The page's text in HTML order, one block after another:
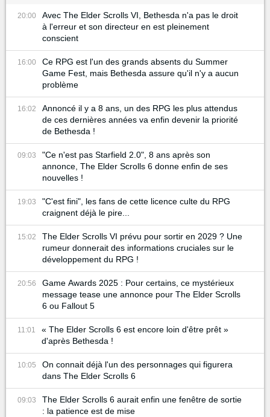
20:00
Avec The Elder Scrolls VI, Bethesda n'a pas le droit
à l'erreur et son directeur en est pleinement
conscient
16:00
Ce RPG est l'un des grands absents du Summer
Game Fest, mais Bethesda assure qu'il n'y a aucun
problème
16:02
Annoncé il y a 8 ans, un des RPG les plus attendus
de ces dernières années va enfin devenir la priorité
de Bethesda !
09:03
"Ce n'est pas Starfield 2.0", 8 ans après son
annonce, The Elder Scrolls 6 donne enfin de ses
nouvelles !
19:03
"C'est fini", les fans de cette licence culte du RPG
craignent déjà le pire...
15:02
The Elder Scrolls VI prévu pour sortir en 2029 ? Une
rumeur donnerait des informations cruciales sur le
développement du RPG !
20:56
Game Awards 2025 : Pour certains, ce mystérieux
message tease une annonce pour The Elder Scrolls
6 ou Fallout 5
11:01
« The Elder Scrolls 6 est encore loin d'être prêt »
d'après Bethesda !
10:05
On connait déjà l'un des personnages qui figurera
dans The Elder Scrolls 6
09:03
The Elder Scrolls 6 aurait enfin une fenêtre de sortie
: la patience est de mise